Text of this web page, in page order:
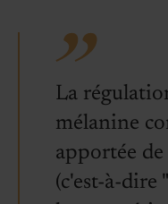
La
mélanine
apportée
(c'est-à-dire